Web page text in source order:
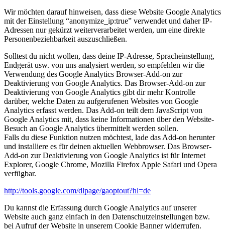
Wir möchten darauf hinweisen, dass diese Website Google Analytics
mit der Einstellung “anonymize_ip:true” verwendet und daher IP-
Adressen nur gekürzt weiterverarbeitet werden, um eine direkte
Personenbeziehbarkeit auszuschließen.
Solltest du nicht wollen, dass deine IP-Adresse, Spracheinstellung,
Endgerät usw. von uns analysiert werden, so empfehlen wir die
Verwendung des Google Analytics Browser-Add-on zur
Deaktivierung von Google Analytics. Das Browser-Add-on zur
Deaktivierung von Google Analytics gibt dir mehr Kontrolle
darüber, welche Daten zu aufgerufenen Websites von Google
Analytics erfasst werden. Das Add-on teilt dem JavaScript von
Google Analytics mit, dass keine Informationen über den Website-
Besuch an Google Analytics übermittelt werden sollen.
Falls du diese Funktion nutzen möchtest, lade das Add-on herunter
und installiere es für deinen aktuellen Webbrowser. Das Browser-
Add-on zur Deaktivierung von Google Analytics ist für Internet
Explorer, Google Chrome, Mozilla Firefox Apple Safari und Opera
verfügbar.
http://tools.google.com/dlpage/gaoptout?hl=de
Du kannst die Erfassung durch Google Analytics auf unserer
Website auch ganz einfach in den Datenschutzeinstellungen bzw.
bei Aufruf der Website in unserem Cookie Banner widerrufen.